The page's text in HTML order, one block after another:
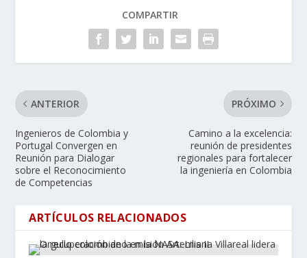
COMPARTIR
ANTERIOR
Ingenieros de Colombia y
Portugal Convergen en
Reunión para Dialogar
sobre el Reconocimiento
de Competencias
PRÓXIMO
Camino a la excelencia:
reunión de presidentes
regionales para fortalecer
la ingeniería en Colombia
ARTÍCULOS RELACIONADOS